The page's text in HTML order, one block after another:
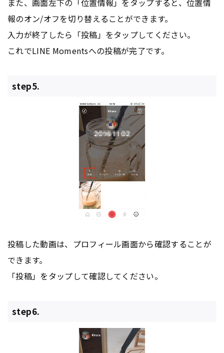
報のオン/オフを切り替えることができます。
入力が終了したら「投稿」をタップしてください。
これでLINE Momentsへの投稿が完了です。
step5.
投稿した動画は、プロフィール画面から確認することが
できます。
「投稿」をタップして確認してください。
step6.